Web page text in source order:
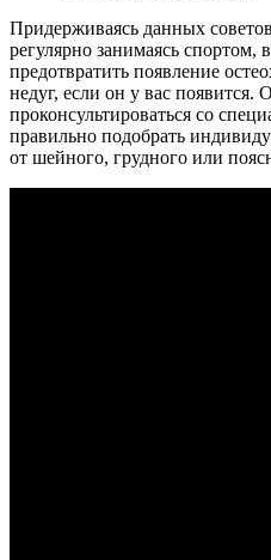
Придерживаясь данных
регулярно занимаясь спортом,
предотвратить появление
недуг, если он у вас появится.
проконсультироваться со
правильно подобрать
от шейного, грудного или